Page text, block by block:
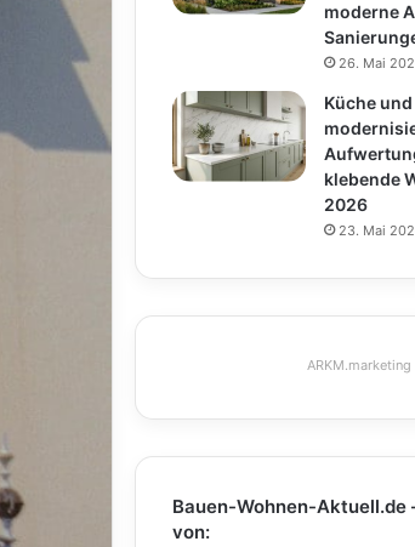
moderne
26. Mai
Küche und
klebende
2026
23. Mai
ARKM.marketing
Bauen-Wohnen-Aktuell.de
von: